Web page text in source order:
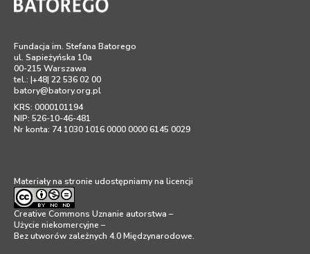
Fundacja im. Stefana Batorego
ul. Sapieżyńska 10a
00-215 Warszawa
tel.: |+48| 22 536 02 00
batory@batory.org.pl
KRS: 0000101194
NIP: 526-10-46-481
Nr konta: 74 1030 1016 0000 0000 6145 0029
Materiały na stronie udostępniamy na licencji
Creative Commons Uznanie autorstwa –
Użycie niekomercyjne –
Bez utworów zależnych 4.0 Międzynarodowe.